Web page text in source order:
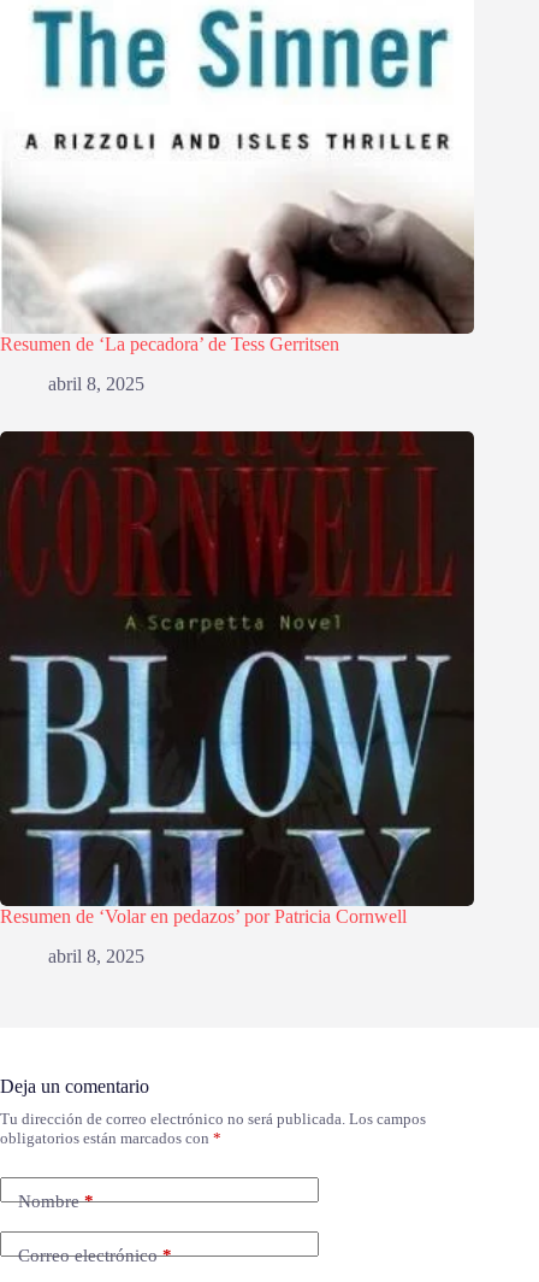
Resumen de ‘La pecadora’ de Tess Gerritsen
abril 8, 2025
Resumen de ‘Volar en pedazos’ por Patricia Cornwell
abril 8, 2025
Deja un comentario
Tu dirección de correo electrónico no será publicada. Los campos
obligatorios están marcados con *
Nombre*
Correo electrónico*